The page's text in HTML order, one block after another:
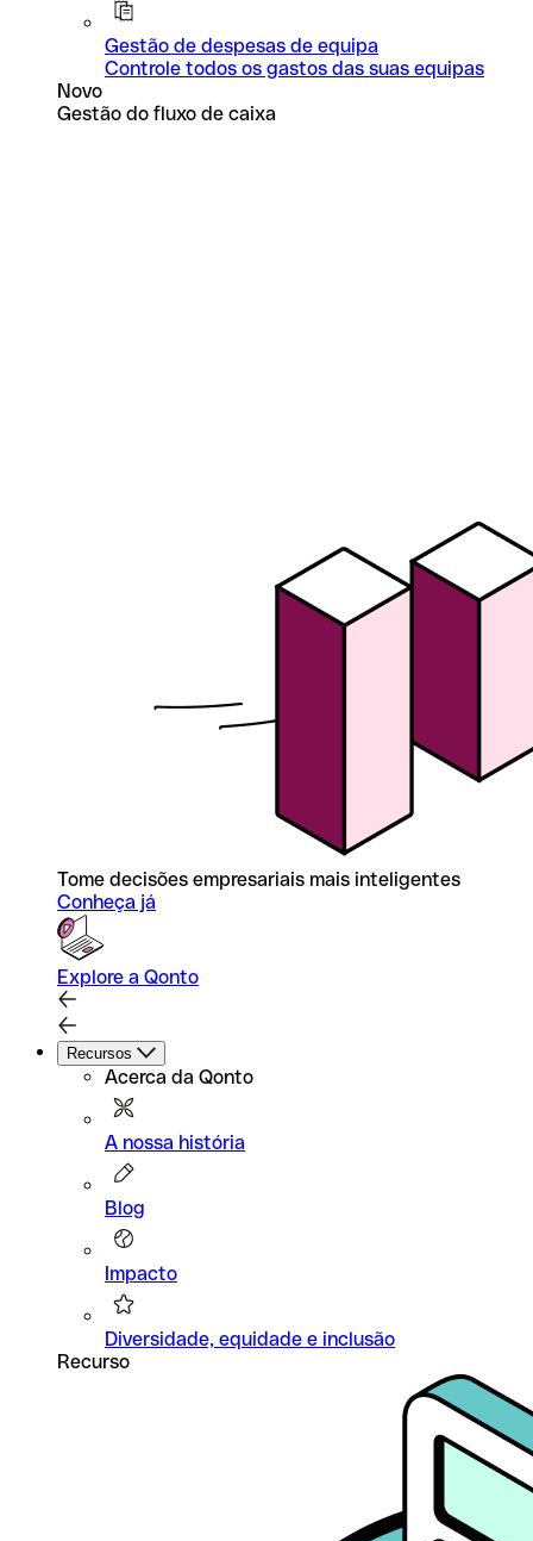
Gestão de despesas de equipa
Controle todos os gastos das suas equipas
Novo
Gestão do fluxo de caixa
Tome decisões empresariais mais inteligentes
Conheça já
Explore a Qonto
Recursos
Acerca da Qonto
A nossa história
Blog
Impacto
Diversidade, equidade e inclusão
Recurso